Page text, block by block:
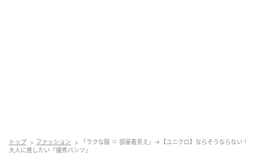
¥2,990（税込）
トップ ファッション
「ラクな服 ＝ 部屋着見え」→【ユニクロ】ならそうならない！
大人に推したい「優秀パンツ」